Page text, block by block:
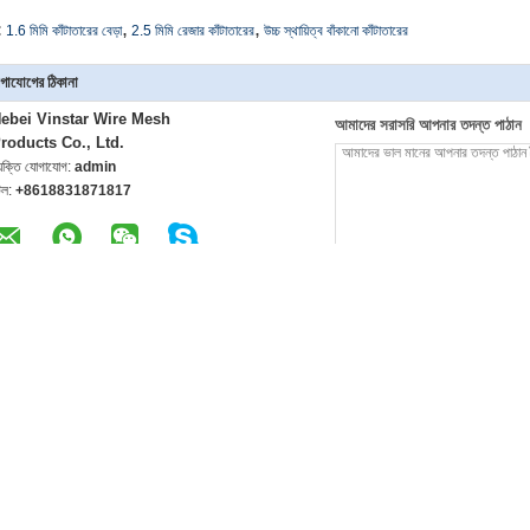
1.6 মিমি কাঁটাতারের বেড়া, 2.5 মিমি রেজার কাঁটাতারের, উচ্চ স্থায়িত্ব বাঁকানো কাঁটাতারের
ঠিকানা
Vinstar Wire Mesh
Co., Ltd.
যোগাযোগ: admin
+8618831871817
আমাদের সরাসরি আপনার তদন্ত পাঠান